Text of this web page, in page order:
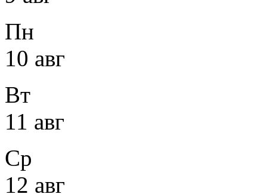
Пн
10 авг
Вт
11 авг
Ср
12 авг